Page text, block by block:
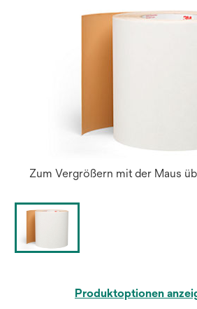
Zum Vergrößern mit der Maus
Produktoptionen